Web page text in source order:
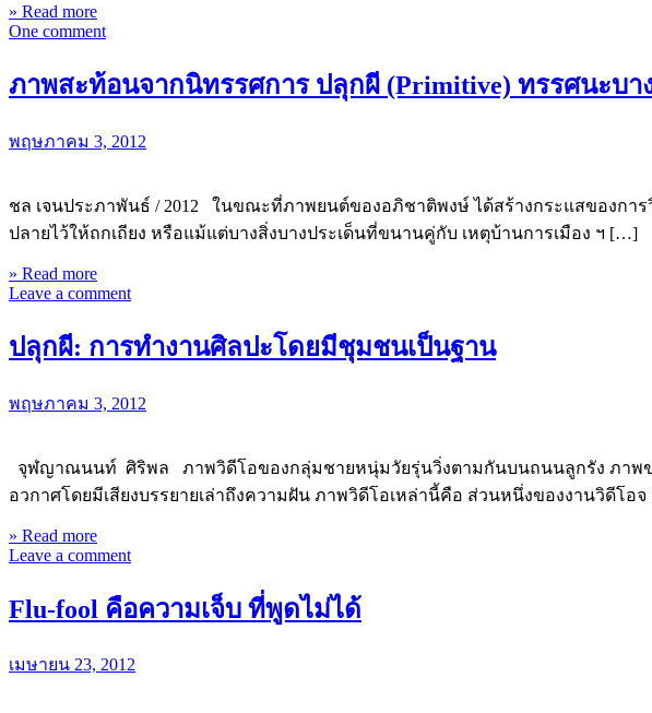
» Read more
One comment
ภาพสะท้อนจากนิทรรศการ ปลุกผี (Primitive) ทรรศนะบา
พฤษภาคม 3, 2012
ชล เจนประภาพันธ์ / 2012 ในขณะที่ภาพยนต์ของอภิชาติพงษ์ ได้สร้างกระแสของกา
ปลายไว้ให้ถกเถียง หรือแม้แต่บางสิ่งบางประเด็นที่ขนานคู่กับ เหตุบ้านการเมือง ฯ […]
» Read more
Leave a comment
ปลุกผี: การทำงานศิลปะโดยมีชุมชนเป็นฐาน
พฤษภาคม 3, 2012
จุฬญาณนนท์ ศิริพล ภาพวิดีโอของกลุ่มชายหนุ่มวัยรุ่นวิ่งตามกันบนถนนลูกรัง ภาพ
อวกาศโดยมีเสียงบรรยายเล่าถึงความฝัน ภาพวิดีโอเหล่านี้คือ ส่วนหนึ่งของงานวิดีโอ
» Read more
Leave a comment
Flu-fool คือความเจ็บ ที่พูดไม่ได้
เมษายน 23, 2012